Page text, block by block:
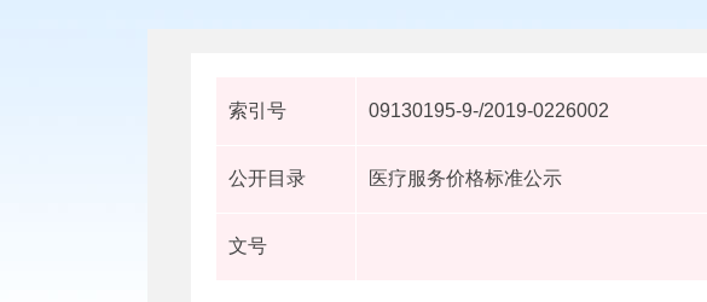
索引号 09130195-9-/2019-0226002
公开目录 医疗服务价格标准公示
文号